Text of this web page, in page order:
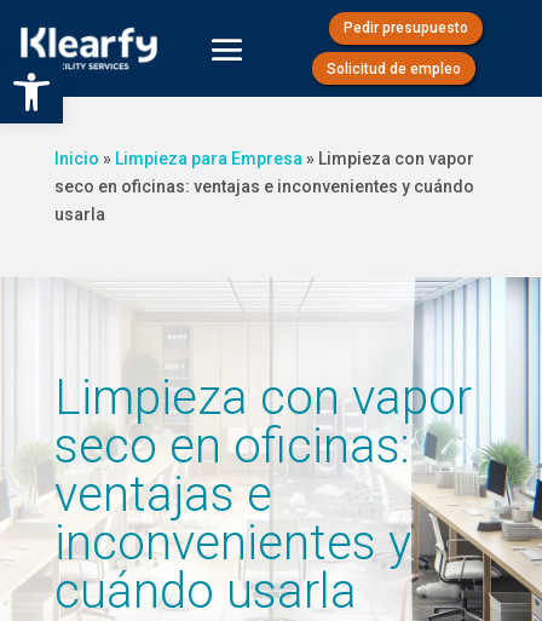
Abrir barra de herramientas
Pedir presupuesto
Solicitud de empleo
Inicio » Limpieza para Empresa » Limpieza con vapor
seco en oficinas: ventajas e inconvenientes y cuándo
usarla
Limpieza con vapor
seco en oficinas:
ventajas e
inconvenientes y
cuándo usarla